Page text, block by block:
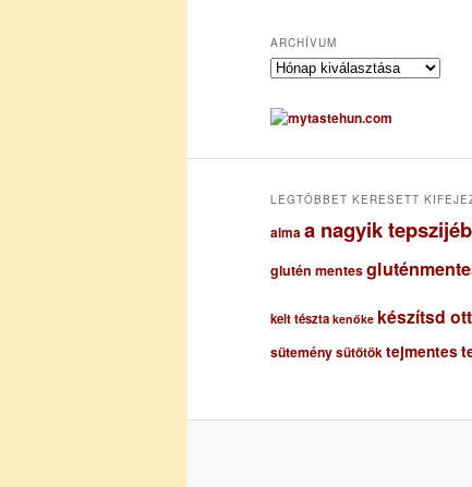
ARCHÍVUM
A
c
h
uLEGTÖBBET KERESETT
almaa nagyik
glutén mentes
kelt tészta kenőke készítsd
süteménysütőtöktejmentes